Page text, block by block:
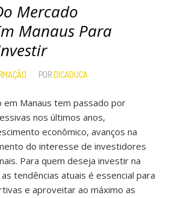
Mercado
Manaus Para
PORDICADUCA
em Manaus tem passado por
nos últimos anos,
econômico, avanços na
do interesse de investidores
Para quem deseja investir na
tendências atuais é essencial para
e aproveitar ao máximo as